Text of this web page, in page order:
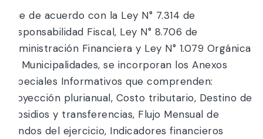
Que de acuerdo con la Ley N° 7.314 de
Responsabilidad Fiscal, Ley N° 8.706 de
Administración Financiera y Ley N° 1.079 Orgánica
de Municipalidades, se incorporan los Anexos
Especiales Informativos que comprenden:
Proyección plurianual, Costo tributario, Destino de
subsidios y transferencias, Flujo Mensual de
Fondos del ejercicio, Indicadores financieros